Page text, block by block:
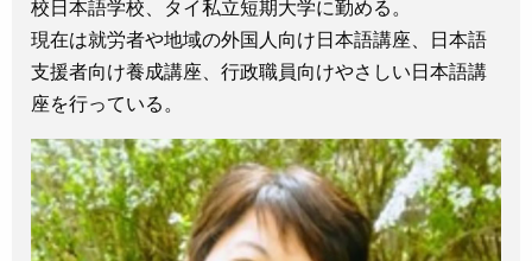
校日本語学校、タイ私立短期大学に勤める。
現在は就労者や地域の外国人向け日本語講座、日本語
支援者向け養成講座、行政職員向けやさしい日本語講
座を行っている。